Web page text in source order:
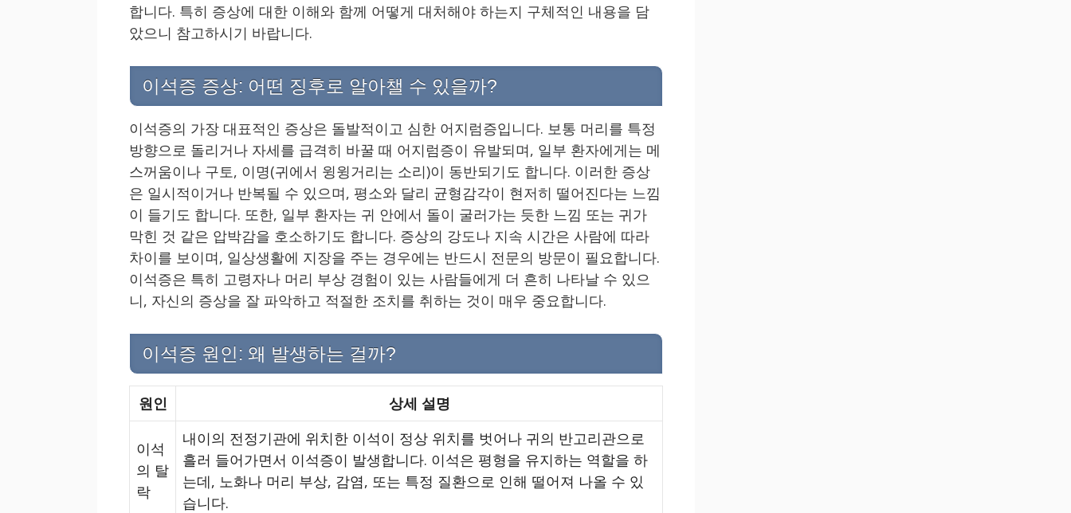
합니다. 특히 증상에 대한 이해와 함께 어떻게 대처해야 하는지 구체적인 내용을 담
았으니 참고하시기 바랍니다.
이석증 증상: 어떤 징후로 알아챌 수 있을까?
이석증의 가장 대표적인 증상은 돌발적이고 심한 어지럼증입니다. 보통 머리를 특정
방향으로 돌리거나 자세를 급격히 바꿀 때 어지럼증이 유발되며, 일부 환자에게는 메
스꺼움이나 구토, 이명(귀에서 윙윙거리는 소리)이 동반되기도 합니다. 이러한 증상
은 일시적이거나 반복될 수 있으며, 평소와 달리 균형감각이 현저히 떨어진다는 느낌
이 들기도 합니다. 또한, 일부 환자는 귀 안에서 돌이 굴러가는 듯한 느낌 또는 귀가
막힌 것 같은 압박감을 호소하기도 합니다. 증상의 강도나 지속 시간은 사람에 따라
차이를 보이며, 일상생활에 지장을 주는 경우에는 반드시 전문의 방문이 필요합니다.
이석증은 특히 고령자나 머리 부상 경험이 있는 사람들에게 더 흔히 나타날 수 있으
니, 자신의 증상을 잘 파악하고 적절한 조치를 취하는 것이 매우 중요합니다.
이석증 원인: 왜 발생하는 걸까?
원인 상세 설명
이석
의 탈
락
내이의 전정기관에 위치한 이석이 정상 위치를 벗어나 귀의 반고리관으로
흘러 들어가면서 이석증이 발생합니다. 이석은 평형을 유지하는 역할을 하
는데, 노화나 머리 부상, 감염, 또는 특정 질환으로 인해 떨어져 나올 수 있
습니다.